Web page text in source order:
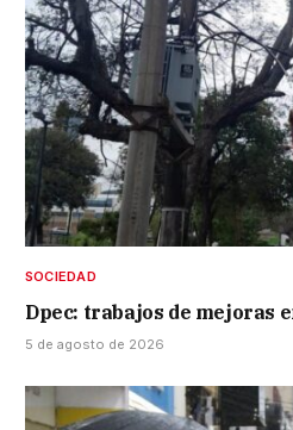
SOCIEDAD
Dpec: trabajos de mejoras
5 de agosto de 2026